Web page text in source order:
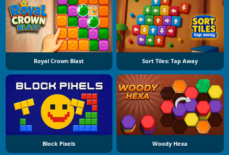
Royal Crown Blast Sort Tiles: Tap Away
Block Pixels Woody Hexa